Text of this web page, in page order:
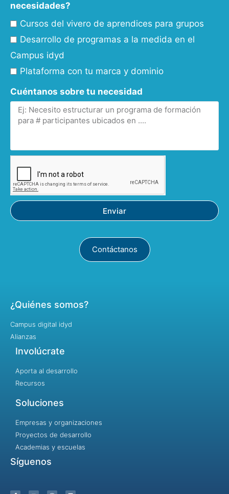
necesidades?
Cursos del vivero de aprendices para grupos
Desarrollo de programas a la medida en el
Campus idyd
Plataforma con tu marca y dominio
Cuéntanos sobre tu necesidad
Enviar
Contáctanos
¿Quiénes somos?
Campus digital idyd
Alianzas
Involúcrate
Aporta al desarrollo
Recursos
Soluciones
Empresas y organizaciones
Proyectos de desarrollo
Academias y escuelas
Síguenos